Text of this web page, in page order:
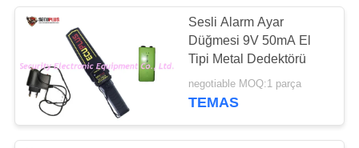
BIZIMLE
ILETIŞIME
GEÇIN
HABERLER
Walk Through Metal
Detector
Sesli Alarm Ayar
Düğmesi 9V 50mA El
Tipi Metal Dedektörü
negotiable MOQ:1 parça
TEMAS